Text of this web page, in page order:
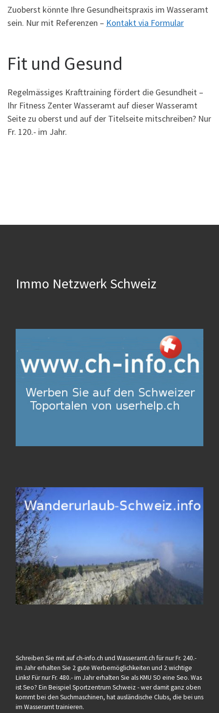
Zuoberst könnte Ihre Gesundheitspraxis im Wasseramt
sein. Nur mit Referenzen – Kontakt via Formular
Fit und Gesund
Regelmässiges Krafttraining fördert die Gesundheit –
Ihr Fitness Zenter Wasseramt auf dieser Wasseramt
Seite zu oberst und auf der Titelseite mitschreiben? Nur
Fr. 120.- im Jahr.
Immo Netzwerk Schweiz
Schreiben Sie mit auf ch-info.ch und Wasseramt.ch für nur Fr. 240.-
im Jahr erhalten Sie 2 gute Werbemöglichkeiten und 2 wichtige
Links! Für nur Fr. 480.- im Jahr erhalten Sie als KMU SO eine Seo. Was
ist Seo? Ein Beispiel Sportzentrum Schweiz - wer damit ganz oben
kommt bei den Suchmaschinen, hat ausländische Clubs, die bei uns
im Wasseramt trainieren.